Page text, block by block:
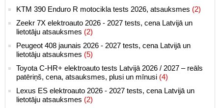
KTM 390 Enduro R motocikla tests 2026, atsauksmes (2)
Zeekr 7X elektroauto 2026 - 2027 tests, cena Latvijā un
lietotāju atsauksmes (2)
Peugeot 408 jaunais 2026 - 2027 tests, cena Latvijā un
lietotāju atsauksmes (5)
Toyota C-HR+ elektroauto tests Latvijā 2026 / 2027 – reāls
patēriņš, cena, atsauksmes, plusi un mīnusi (4)
Lexus ES elektroauto 2026 - 2027 tests, cena Latvijā un
lietotāju atsauksmes (2)